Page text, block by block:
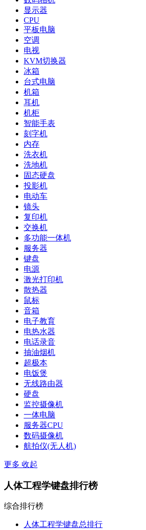
显示器
CPU
平板电脑
空调
电视
KVM切换器
冰箱
台式电脑
机箱
耳机
机柜
智能手表
刻字机
内存
洗衣机
洗地机
固态硬盘
投影机
电动车
镜头
复印机
交换机
多功能一体机
服务器
键盘
电源
激光打印机
散热器
鼠标
音箱
电子教育
电热水器
电话录音
抽油烟机
超极本
电饭煲
无线路由器
硬盘
监控摄像机
一体电脑
服务器CPU
数码摄像机
航拍仪(无人机)
更多 收起
人体工程学键盘排行榜
综合排行榜
人体工程学键盘总排行